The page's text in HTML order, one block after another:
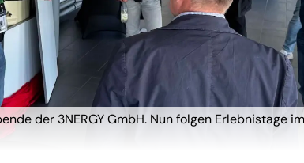
der 3NERGY GmbH. Nun folgen Erlebnistage